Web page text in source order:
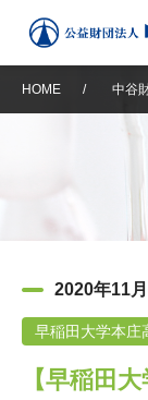
設立趣意書
沿革
中谷財団事
神戸賞
HOME / 中谷
2020年11
早稲田大学本庄
【早稲田